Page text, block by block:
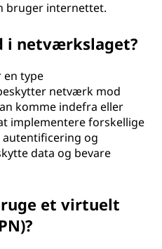
bruger internettet.
i netværkslaget?
type
netværk mod
komme indefra eller
implementere forskellige
og
data og bevare
et virtuelt